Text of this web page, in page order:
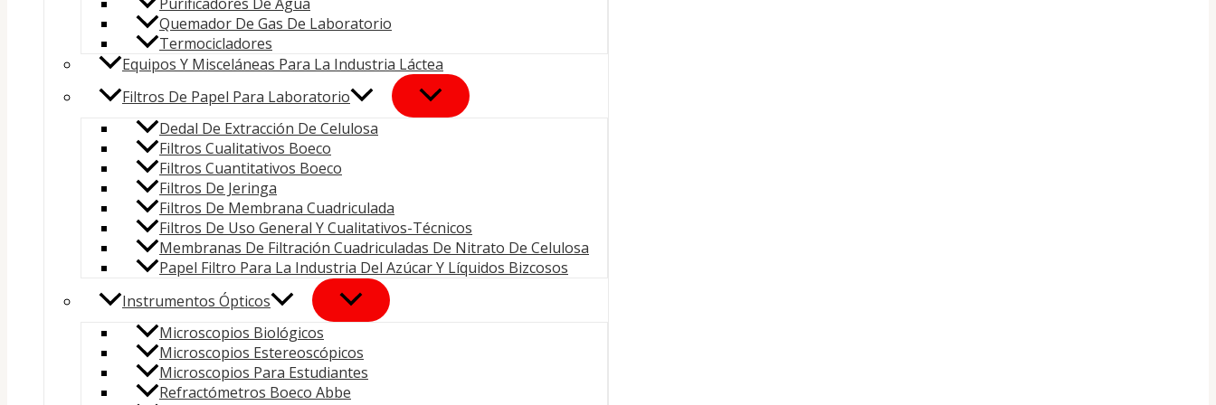
Quemador De Gas De Laboratorio
Termocicladores
Equipos Y Misceláneas Para La Industria Láctea
Filtros De Papel Para Laboratorio
Dedal De Extracción De Celulosa
Filtros Cualitativos Boeco
Filtros Cuantitativos Boeco
Filtros De Jeringa
Filtros De Membrana Cuadriculada
Filtros De Uso General Y Cualitativos-Técnicos
Membranas De Filtración Cuadriculadas De Nitrato De Celulosa
Papel Filtro Para La Industria Del Azúcar Y Líquidos Bizcosos
Instrumentos Ópticos
Microscopios Biológicos
Microscopios Estereoscópicos
Microscopios Para Estudiantes
Refractómetros Boeco Abbe